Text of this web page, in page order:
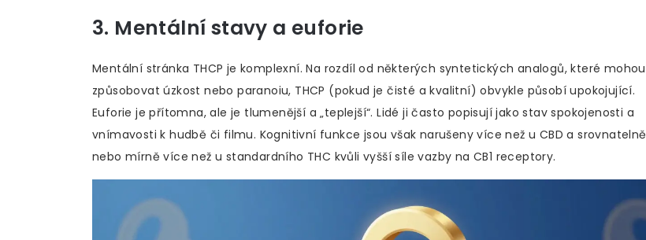
3. Mentální stavy a euforie
Mentální stránka THCP je komplexní. Na rozdíl od některých syntetických analogů, které mohou
způsobovat úzkost nebo paranoiu, THCP (pokud je čisté a kvalitní) obvykle působí upokojující.
Euforie je přítomna, ale je tlumenější a „teplejší“. Lidé ji často popisují jako stav spokojenosti a
vnímavosti k hudbě či filmu. Kognitivní funkce jsou však narušeny více než u CBD a srovnatelně
nebo mírně více než u standardního THC kvůli vyšší síle vazby na CB1 receptory.